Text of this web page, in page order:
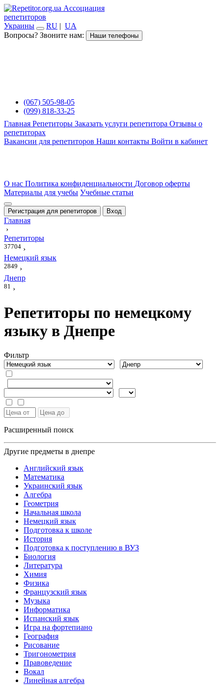
Ассоциация
репетиторов
Украины
RU | UA
Вопросы? Звоните нам:
Наши телефоны
(067) 505-98-05
(099) 818-33-25
Главная Репетиторы Заказать услуги репетитора Отзывы о
репетиторах
Вакансии для репетиторов Наши контакты Войти в кабинет
О нас Политика конфиденциальности Договор оферты
Материалы для учебы Учебные статьи
Регистрация для репетиторов Вход
Главная
›
Репетиторы
37704 ›
Немецкий язык
2849 ›
Днепр
81 ›
Репетиторы по немецкому
языку в Днепре
Фильтр
Расширенный поиск
Другие предметы в днепре
Английский язык
Математика
Украинский язык
Алгебра
Геометрия
Начальная школа
Немецкий язык
Подготовка к школе
История
Подготовка к поступлению в ВУЗ
Биология
Литература
Химия
Физика
Французский язык
Музыка
Информатика
Испанский язык
Игра на фортепиано
География
Рисование
Тригонометрия
Правоведение
Вокал
Линейная алгебра